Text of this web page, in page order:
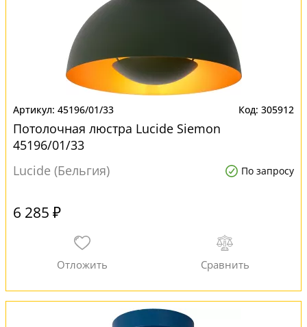
45196/01/33 305912
Потолочная люстра Lucide Siemon
45196/01/33
Lucide (Бельгия)
По запросу
6 285 ₽